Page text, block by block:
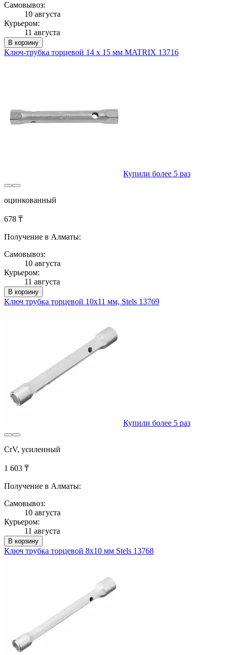
Самовывоз:
10 августа
Курьером:
11 августа
В корзину
Ключ-трубка торцевой 14 х 15 мм MATRIX 13716
Купили более 5 раз
оцинкованный
678 ₸
Получение в Алматы:
Самовывоз:
10 августа
Курьером:
11 августа
В корзину
Ключ трубка торцевой 10х11 мм, Stels 13769
Купили более 5 раз
CrV, усиленный
1 603 ₸
Получение в Алматы:
Самовывоз:
10 августа
Курьером:
11 августа
В корзину
Ключ трубка торцевой 8х10 мм Stels 13768